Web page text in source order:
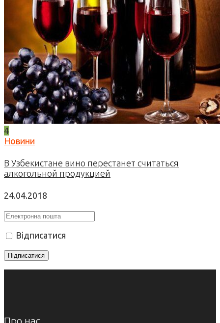
4
Новини
В Узбекистане вино перестанет считаться
алкогольной продукцией
24.04.2018
Відписатися
Про нас